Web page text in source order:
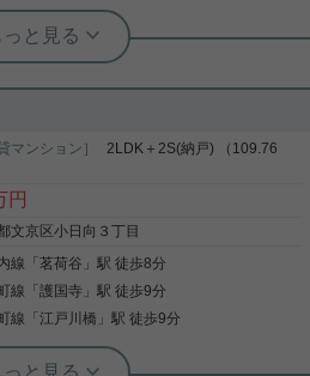
江健太郎
実！お引越しで失敗したくない
のお部屋！
エリアでの住まいなら、住み心地も快適な
レシティ文京茗荷谷」はいかがでしょうか。
ても充実しています。気が向いたとき、いつ
ミ出し可能な物件です。セキュリティ面は、
全面でも優れております。ウォークインクロ
トには服以外にも小物も収納できるので身支
きます。エレベーター付き物件です。文京区
や丸ノ内線茗荷谷付近でお客様のご希望のお
見つかるまで、当社スタッフが全力でサポー
枝里
以上、小日向3丁目の賃貸戸建て
介です！ 丸の内線「茗荷谷駅」徒歩8
戸川橋駅や護国寺駅の利用も可能☆ 戸建て1
スペースもあり！ 各部屋の広さ約6.6以
も相談可能です！ 防音
された造りで、周囲を気にせず趣味の時間を
ム株式会社 茗荷谷店 TEL：03-6902-5021
マンション］
2LDK＋2S(納戸) （109.76
円
文京区小日向３丁目
線 「茗荷谷 」駅 徒歩8分
線 「護国寺 」駅 徒歩9分
線 「江戸川橋 」駅 徒歩9分
ーム株式会社 根津駅前センター） スタ